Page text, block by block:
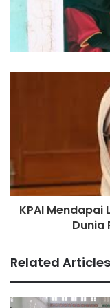
Meski demikian.
melaksanakan
Daerahnya.
sumber: detik.com
KPAI
Dunia
Related Articles